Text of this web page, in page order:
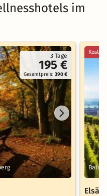
im
3 Tage
195 €
Gesamtpreis:390 €